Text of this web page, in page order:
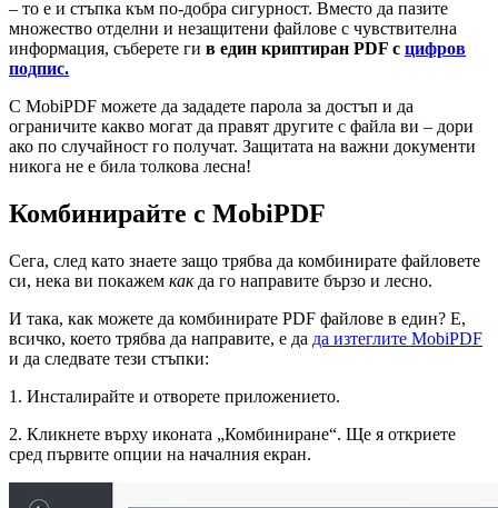
– то е и стъпка към по-добра сигурност. Вместо да пазите
множество отделни и незащитени файлове с чувствителна
информация, съберете ги в един криптиран PDF с цифров
подпис.
С MobiPDF можете да зададете парола за достъп и да
ограничите какво могат да правят другите с файла ви – дори
ако по случайност го получат. Защитата на важни документи
никога не е била толкова лесна!
Комбинирайте с MobiPDF
Сега, след като знаете защо трябва да комбинирате файловете
си, нека ви покажем какда го направите бързо и лесно.
И така, как можете да комбинирате PDF файлове в един? Е,
всичко, което трябва да направите, е да да изтеглите MobiPDF
и да следвате тези стъпки:
1. Инсталирайте и отворете приложението.
2. Кликнете върху иконата „Комбиниране“. Ще я откриете
сред първите опции на началния екран.